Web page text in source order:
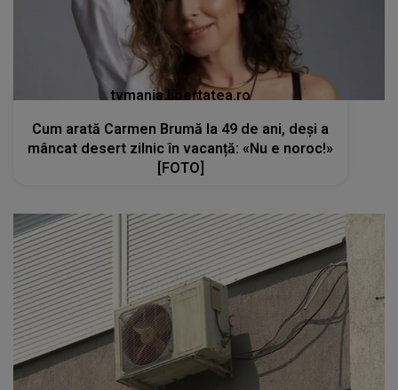
tvmania.libertatea.ro
Cum arată Carmen Brumă la 49 de ani, deși a
mâncat desert zilnic în vacanță: «Nu e noroc!»
[FOTO]